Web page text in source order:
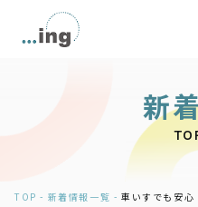
新
TOP - 新着情報一覧 -車いすでも安心